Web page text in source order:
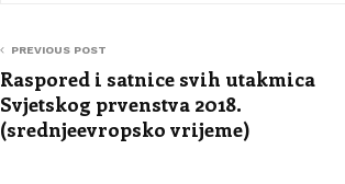
PREVIOUS POST
Raspored i satnice svih utakmica
Svjetskog prvenstva 2018.
(srednjeevropsko vrijeme)